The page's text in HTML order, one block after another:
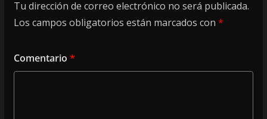
Tu dirección de correo electrónico no será publicada.
Los campos obligatorios están marcados con *
Comentario *